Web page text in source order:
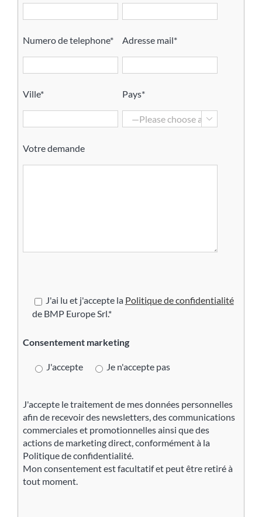
Numero de telephone* Adresse mail*
Ville* Pays*

Votre demande
J'ai lu et j'accepte la Politique de confidentialité
de BMP Europe Srl.*
Consentement marketing
J'accepte Je n'accepte pas
J'accepte le traitement de mes données personnelles
afin de recevoir des newsletters, des communications
commerciales et promotionnelles ainsi que des
actions de marketing direct, conformément à la
Politique de confidentialité.
Mon consentement est facultatif et peut être retiré à
tout moment.